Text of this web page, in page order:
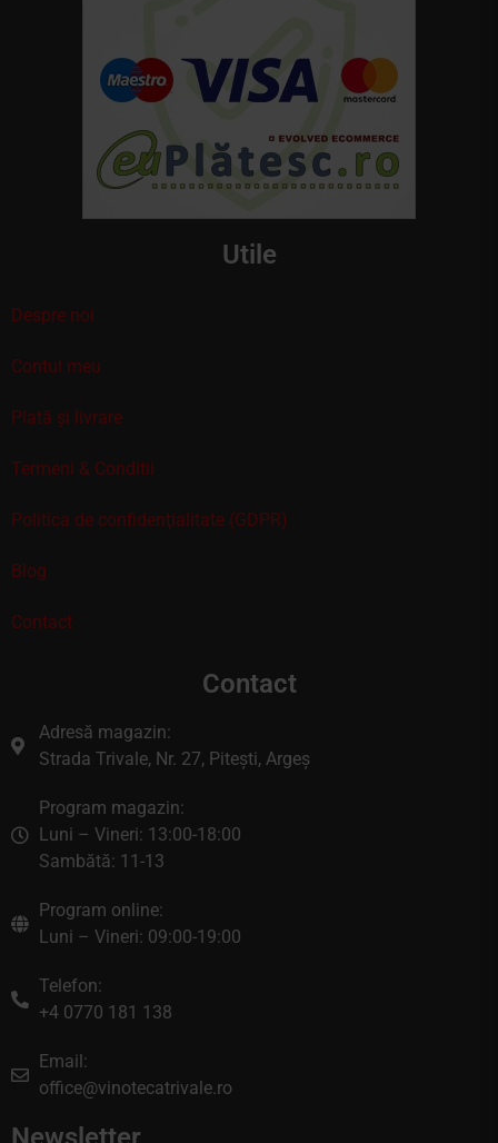
Utile
Despre noi
Contul meu
Plată și livrare
Termeni & Conditii
Politica de confidenţialitate (GDPR)
Blog
Contact
Contact
Adresă magazin:
Strada Trivale, Nr. 27, Pitești, Argeș
Program magazin:
Luni – Vineri: 13:00-18:00
Sambătă: 11-13
Program online:
Luni – Vineri: 09:00-19:00
Telefon:
+4 0770 181 138
Email:
office@vinotecatrivale.ro